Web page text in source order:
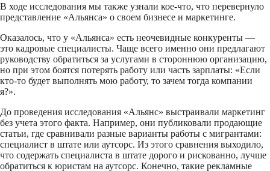
В ходе исследования мы также узнали кое-что, что перевернуло
представление «Альянса» о своем бизнесе и маркетинге.
Оказалось, что у «Альянса» есть неочевидные конкуренты —
это кадровые специалисты. Чаще всего именно они предлагают
руководству обратиться за услугами в стороннюю организацию,
но при этом боятся потерять работу или часть зарплаты: «Если
кто-то будет выполнять мою работу, то зачем тогда компании
я?».
До проведения исследования «Альянс» выстраивали маркетинг
без учета этого факта. Например, они публиковали продающие
статьи, где сравнивали разные варианты работы с мигрантами:
специалист в штате или аутсорс. Из этого сравнения выходило,
что содержать специалиста в штате дорого и рискованно, лучше
обратиться к юристам на аутсорс. Конечно, такие рекламные